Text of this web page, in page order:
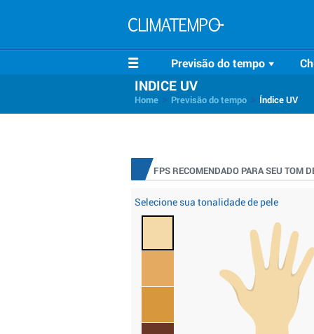
Previsão do tempo
INDICE UV
Home Previsão do tempo Índice UV
FPS RECOMENDADO PARA SEU TOM
Selecione sua tonalidade de pele